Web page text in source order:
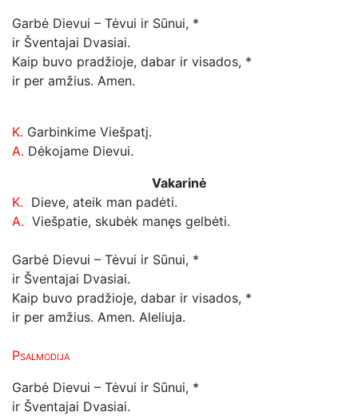
Garbė Dievui – Tėvui ir Sūnui, *
ir Šventajai Dvasiai.
Kaip buvo pradžioje, dabar ir visados, *
ir per amžius. Amen.
K. Garbinkime Viešpatį.
A. Dėkojame Dievui.
Vakarinė
K. Dieve, ateik man padėti.
A. Viešpatie, skubėk manęs gelbėti.
Garbė Dievui – Tėvui ir Sūnui, *
ir Šventajai Dvasiai.
Kaip buvo pradžioje, dabar ir visados, *
ir per amžius. Amen. Aleliuja.
Psalmodija
Garbė Dievui – Tėvui ir Sūnui, *
ir Šventajai Dvasiai.